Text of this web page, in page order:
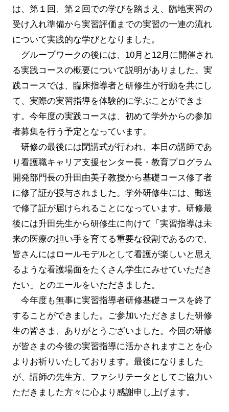
は、第１回、第２回での学びを踏まえ、臨地実習の
受け入れ準備から実習評価までの実習の一連の流れ
について実践的な学びとなりました。
グループワークの後には、10月と12月に開催され
る実践コースの概要について説明がありました。実
践コースでは、臨床指導者と研修生が行動を共にし
て、実際の実習指導を体験的に学ぶことができま
す。今年度の実践コースは、初めて学外からの参加
者募集を行う予定となっています。
研修の最後には閉講式が行われ、本日の講師であ
り看護職キャリア支援センター長・教育プログラム
開発部門長の升田由美子教授から基礎コース修了者
に修了証が授与されました。学外研修生には、郵送
で修了証が届けられることになっています。研修最
後には升田先生から研修生に向けて「実習指導は未
来の医療の担い手を育てる重要な役割であるので、
皆さんにはロールモデルとして看護が楽しいと思え
るような看護場面をたくさん学生にみせていただき
たい」とのエールをいただきました。
今年度も無事に実習指導者研修基礎コースを終了
することができました。ご参加いただきました研修
生の皆さま、ありがとうございました。今回の研修
が皆さまの今後の実習指導に活かされますことを心
よりお祈りいたしております。最後になりました
が、講師の先生方、ファシリテータとしてご協力い
ただきました方々に心より感謝申し上げます。